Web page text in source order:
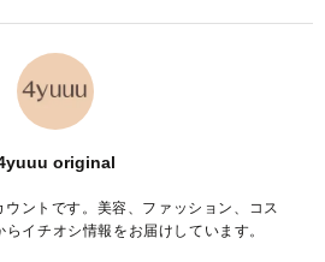
original
ントです。美容、ファッション、コス
イチオシ情報をお届けしています。